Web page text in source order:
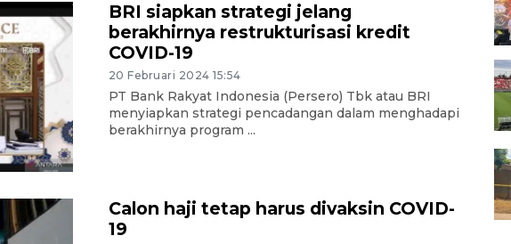
BRI siapkan strategi jelang
berakhirnya restrukturisasi kredit
COVID-19
20 Februari 2024 15:54
PT Bank Rakyat Indonesia (Persero) Tbk atau BRI
menyiapkan strategi pencadangan dalam menghadapi
berakhirnya program ...
Calon haji tetap harus divaksin COVID-
19